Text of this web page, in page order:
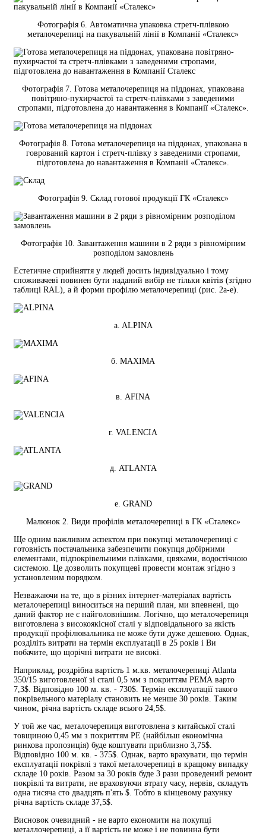
Фотографія 6. Автоматична упаковка стретч-плівкою
металочерепиці на пакувальній лінії в Компанії «Сталекс»
Фотографія 7. Готова металочерепиця на піддонах, упакована
повітряно-пухирчастої та стретч-плівками з заведеними
стропами, підготовлена до навантаження в Компанії «Сталекс».
Фотографія 8. Готова металочерепиця на піддонах, упакована в
говрований картон і стретч-плівку з заведеними стропами,
підготовлена до навантаження в Компанії «Сталекс».
Фотографія 9. Склад готової продукції ГК «Сталекс»
Фотографія 10. Завантаження машини в 2 ряди з рівномірним
розподілом замовлень
Естетичне сприйняття у людей досить індивідуально і тому
споживачеві повинен бути наданий вибір не тільки квітів (згідно
таблиці RAL), а й форми профілю металочерепиці (рис. 2а-е).
a. ALPINA
б. MAXIMA
в. AFINA
г. VALENCIA
д. ATLANTA
е. GRAND
Малюнок 2. Види профілів металочерепиці в ГК «Сталекс»
Ще одним важливим аспектом при покупці металочерепиці є
готовність постачальника забезпечити покупця добірними
елементами, підпокрівельними плівками, цвяхами, водостічною
системою. Це дозволить покупцеві провести монтаж згідно з
установленим порядком.
Незважаючи на те, що в різних інтернет-матеріалах вартість
металочерепиці виноситься на перший план, ми впевнені, що
даний фактор не є найголовнішим. Логічно, що металочерепиця
виготовлена ​​з високоякісної сталі у відповідального за якість
продукції профілювальника не може бути дуже дешевою. Однак,
розділіть витрати на термін експлуатації в 25 років і Ви
побачите, що щорічні витрати не високі.
Наприклад, роздрібна вартість 1 м.кв. металочерепиці Atlanta
350/15 виготовленої зі сталі 0,5 мм з покриттям РЕМА варто
7,3$. Відповідно 100 м. кв. - 730$. Термін експлуатації такого
покрівельного матеріалу становить не менше 30 років. Таким
чином, річна вартість складе всього 24,5$.
У той же час, металочерепиця виготовлена ​​з китайської сталі
товщиною 0,45 мм з покриттям РЕ (найбільш економічна
ринкова пропозиція) буде коштувати приблизно 3,75$.
Відповідно 100 м. кв. - 375$. Однак, варто врахувати, що термін
експлуатації покрівлі з такої металочерепиці в кращому випадку
складе 10 років. Разом за 30 років буде 3 рази проведений ремонт
покрівлі та витрати, не враховуючи втрату часу, нервів, складуть
одна тисяча сто двадцять п'ять $. Тобто в кінцевому рахунку
річна вартість складе 37,5$.
Висновок очевидний - не варто економити на покупці
металлочерепиці, а її вартість не може і не повинна бути